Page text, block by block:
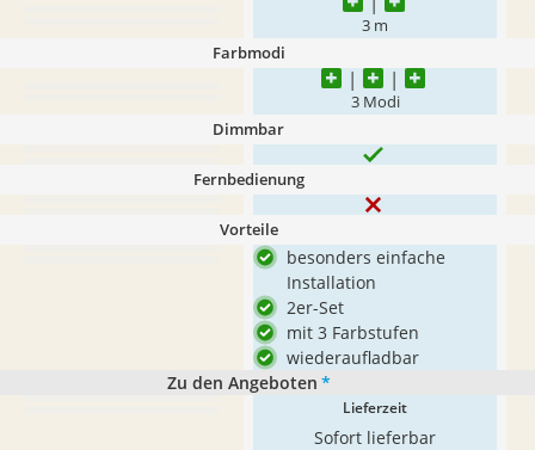
3 m
Farbmodi
3 Modi
Dimmbar
Fernbedienung
Vorteile
besonders einfache
Installation
2er-Set
mit 3 Farbstufen
wiederaufladbar
Zu den Angeboten *
Lieferzeit
Sofort lieferbar